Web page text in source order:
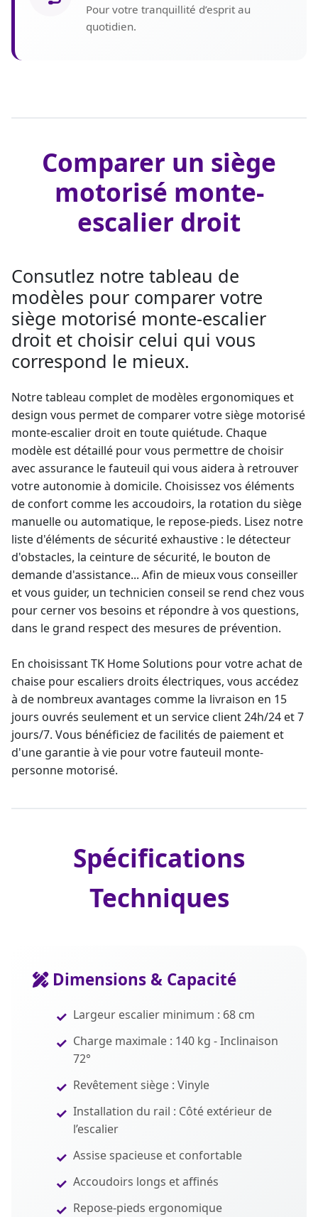
Pour votre tranquillité d’esprit au
quotidien.
Comparer un siège
motorisé monte-
escalier droit
Consutlez notre tableau de
modèles pour comparer votre
siège motorisé monte-escalier
droit et choisir celui qui vous
correspond le mieux.
Notre tableau complet de modèles ergonomiques et
design vous permet de comparer votre siège motorisé
monte-escalier droit en toute quiétude. Chaque
modèle est détaillé pour vous permettre de choisir
avec assurance le fauteuil qui vous aidera à retrouver
votre autonomie à domicile. Choisissez vos éléments
de confort comme les accoudoirs, la rotation du siège
manuelle ou automatique, le repose-pieds. Lisez notre
liste d'éléments de sécurité exhaustive : le détecteur
d'obstacles, la ceinture de sécurité, le bouton de
demande d'assistance... Afin de mieux vous conseiller
et vous guider, un technicien conseil se rend chez vous
pour cerner vos besoins et répondre à vos questions,
dans le grand respect des mesures de prévention.
En choisissant TK Home Solutions pour votreachat de
chaise pour escaliers droits électriques, vous accédez
à de nombreux avantages comme la livraison en 15
jours ouvrés seulement et un service client 24h/24 et 7
jours/7. Vous bénéficiez de facilités de paiement et
d'une garantie à vie pour votre fauteuil monte-
personne motorisé.
Spécifications
Techniques
Dimensions & Capacité
Largeur escalier minimum : 68 cm
Charge maximale : 140 kg - Inclinaison
72°
Revêtement siège : Vinyle
Installation du rail : Côté extérieur de
l’escalier
Assise spacieuse et confortable
Accoudoirs longs et affinés
Repose-pieds ergonomique